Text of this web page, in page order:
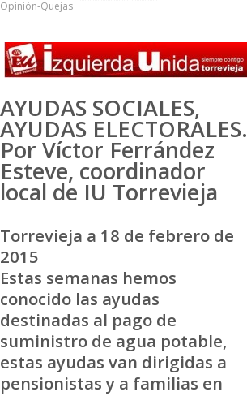
Opinión-Quejas
AYUDAS SOCIALES,
AYUDAS ELECTORALES.
Por Víctor Ferrández
Esteve, coordinador
local de IU Torrevieja
Torrevieja a 18 de febrero de
2015
Estas semanas hemos
conocido las ayudas
destinadas al pago de
suministro de agua potable,
estas ayudas van dirigidas a
pensionistas y a familias en